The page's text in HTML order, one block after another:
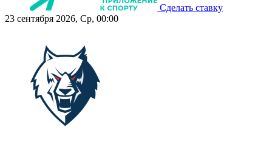
Сделать ставку
23 сентября 2026, Ср, 00:00